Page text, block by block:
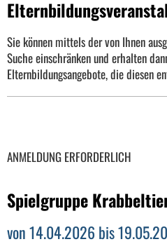
Sie können mittels der von Ihnen
Suche einschränken und erhalten
Elternbildungsangebote, die diesen
ANMELDUNG ERFORDERLICH
Spielgruppe
von 14.04.2026 bis